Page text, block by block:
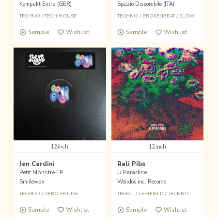
Kompakt Extra (GER)
TECHNO /TECH HOUSE
Sample Wishlist
Spazio Disponibile (ITA)
TECHNO / BROKENBEAT/ SLOW
Sample Wishlist
12inch
Jen Cardini
Petit Monstre EP
Smiilewax
TECHNO / AFRO HOUSE
Sample Wishlist
12inch
Rali Pibs
U Paradise
Weirdos inc. Records
TRIBAL/ LEFTFIELD /TECHNO
Sample Wishlist